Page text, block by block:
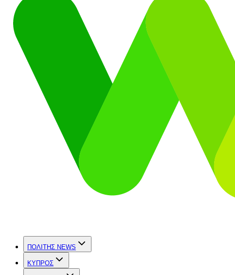
ΠΟΛΙΤΗΣ NEWS
ΚΥΠΡΟΣ